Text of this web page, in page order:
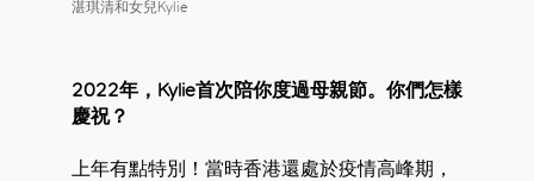
湛琪清和女兒Kylie
2022年，Kylie首次陪你度過母親節。你們怎樣
慶祝？
上年有點特別！當時香港還處於疫情高峰期，